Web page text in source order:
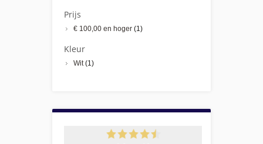
Prijs
€ 100,00 en hoger (1)
Kleur
Wit(1)